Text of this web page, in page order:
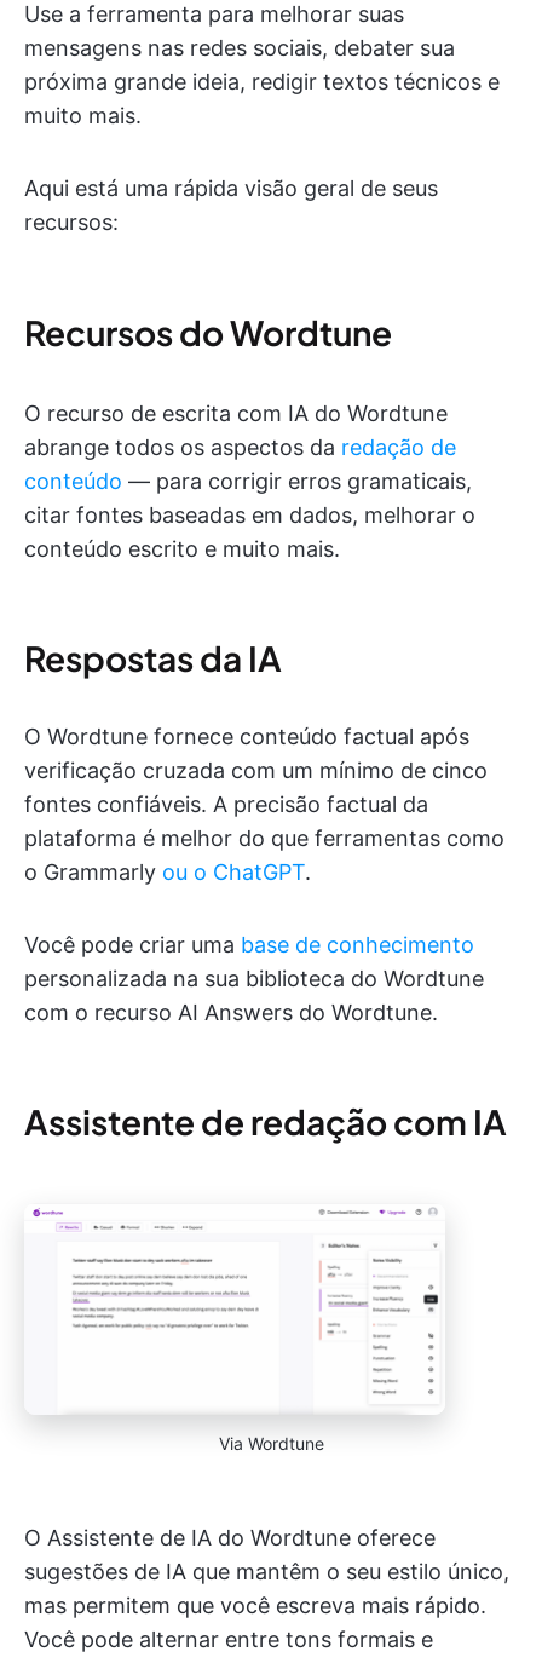
Use a ferramenta para melhorar suas
mensagens nas redes sociais, debater sua
próxima grande ideia, redigir textos técnicos e
muito mais.
Aqui está uma rápida visão geral de seus
recursos:
Recursos do Wordtune
O recurso de escrita com IA do Wordtune
abrange todos os aspectos da redação de
conteúdo — para corrigir erros gramaticais,
citar fontes baseadas em dados, melhorar o
conteúdo escrito e muito mais.
Respostas da IA
O Wordtune fornece conteúdo factual após
verificação cruzada com um mínimo de cinco
fontes confiáveis. A precisão factual da
plataforma é melhor do que ferramentas como
o Grammarly ou o ChatGPT.
Você pode criar uma base de conhecimento
personalizada na sua biblioteca do Wordtune
com o recurso AI Answers do Wordtune.
Assistente de redação com IA
Via Wordtune
O Assistente de IA do Wordtune oferece
sugestões de IA que mantêm o seu estilo único,
mas permitem que você escreva mais rápido.
Você pode alternar entre tons formais e